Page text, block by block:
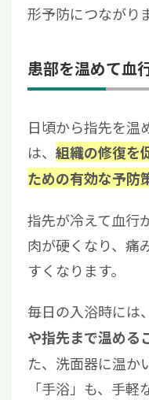
形予防につながり
患部を温めて血
日頃から指先を温
は、 組織の修復を
ための有効な予防
指先が冷えて血行
肉が硬くなり、痛
すくなります。
毎日の入浴時には、
や指先まで温める
た、洗面器に温か
「手浴」も、手軽